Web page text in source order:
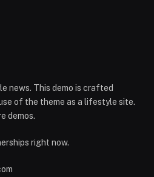
news. This demo is crafted
of the theme as a lifestyle site.
demos.
right now.